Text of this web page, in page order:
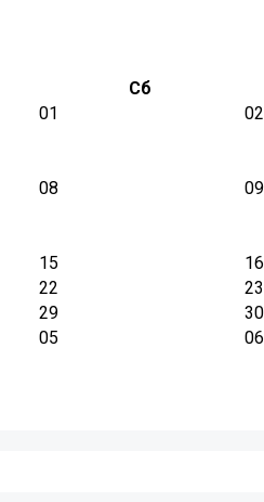
Сб
01
02
08 09
15
16
22
23
29
30
05
06